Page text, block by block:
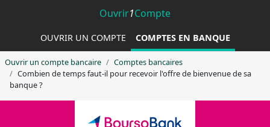
Ouvrir1Compte
OUVRIR UN COMPTE COMPTES EN BANQUE
Ouvrir un compte bancaire
Comptes bancaires
Combien de temps faut-il pour recevoir l'offre de bienvenue de sa
banque ?